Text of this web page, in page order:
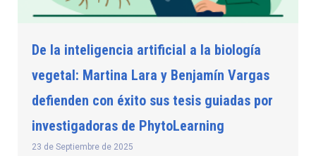
De la inteligencia artificial a la biología
vegetal: Martina Lara y Benjamín Vargas
defienden con éxito sus tesis guiadas por
investigadoras de PhytoLearning
23 de Septiembre de 2025